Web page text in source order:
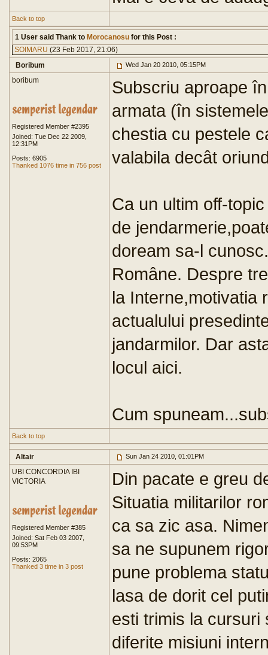
Back to top
1 User said Thank to Morocanosu for this Post :
SOIMARU (23 Feb 2017, 21:06)
Boribum
Wed Jan 20 2010, 05:15PM
boribum
Registered Member #2395
Joined: Tue Dec 22 2009,
12:31PM
Posts: 6905
Thanked 1076 time in 756 post
Subscriu aproape
armata (în
chestia cu pestele
valabila decât
Ca un ultim off-
de
doream sa-l
Române. Despre
la Interne,motivatia
actualului
jandarmilor. Dar
locul aici.
Cum
Back to top
Altair Sun Jan 24 2010, 01:01PM
UBI CONCORDIA IBI
VICTORIA
Registered Member #385
Joined: Sat Feb 03 2007,
09:53PM
Posts: 2065
Thanked 3 time in 3 post
Din pacate e greu
Situatia militarilor
ca sa zic asa.
sa ne supunem
pune problema
lasa de dorit cel
esti trimis la cursuri
diferite misiuni